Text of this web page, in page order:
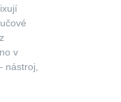
v
nástroj,